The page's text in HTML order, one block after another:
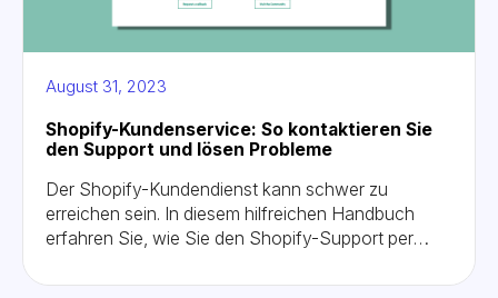
August 31, 2023
Shopify-Kundenservice: So kontaktieren Sie
den Support und lösen Probleme
Der Shopify-Kundendienst kann schwer zu
erreichen sein. In diesem hilfreichen Handbuch
erfahren Sie, wie Sie den Shopify-Support per
können.